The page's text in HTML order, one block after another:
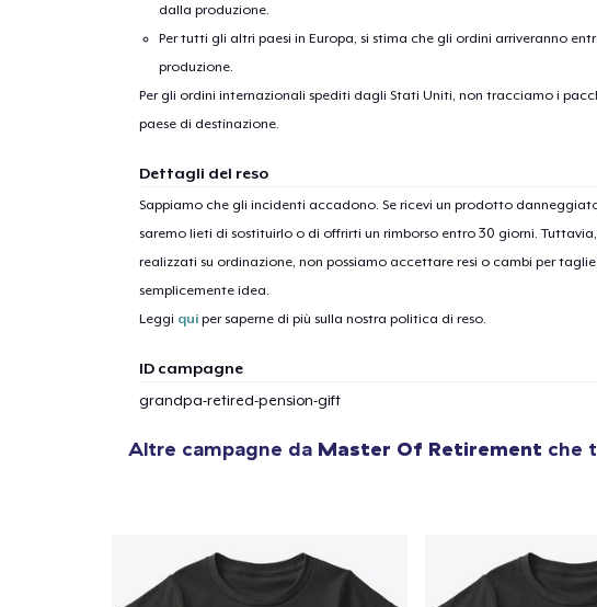
dalla produzione.
Per tutti gli altri paesi in Europa, si stima che gli ordini arriveranno
produzione.
Per gli ordini internazionali spediti dagli Stati Uniti, non tracciamo i
paese di destinazione.
Dettagli del reso
Sappiamo che gli incidenti accadono. Se ricevi un prodotto
saremo lieti di sostituirlo o di offrirti un rimborso entro 30 giorni.
realizzati su ordinazione, non possiamo accettare resi o cambi per
semplicemente idea.
Leggi quiper saperne di più sulla nostra politica di reso.
ID campagne
grandpa-retired-pension-gift
Altre campagne da Master Of Retirement che
1articolo
Procedi
Unisex